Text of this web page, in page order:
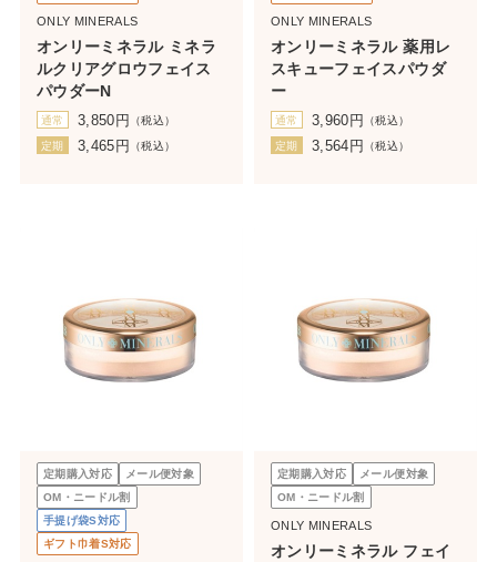
ONLY MINERALS
オンリーミネラル ミネラ
ルクリアグロウフェイス
パウダーN
通常 3,850 円 （税込）
定期 3,465 円 （税込）
ONLY MINERALS
オンリーミネラル 薬用レ
スキューフェイスパウダ
ー
通常 3,960 円 （税込）
定期 3,564 円 （税込）
定期購入対応
メール便対象
OM・ニードル割
手提げ袋S対応
ギフト巾着S対応
定期購入対応
メール便対象
OM・ニードル割
ONLY MINERALS
オンリーミネラル フェイ